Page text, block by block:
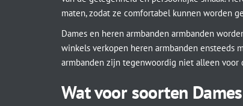
maten, zodat ze comfortabel kunnen worden
Dames en heren armbanden armbanden
winkels verkopen heren armbanden ensteeds
armbanden zijn tegenwoordig niet alleen voor
Wat voor soorten